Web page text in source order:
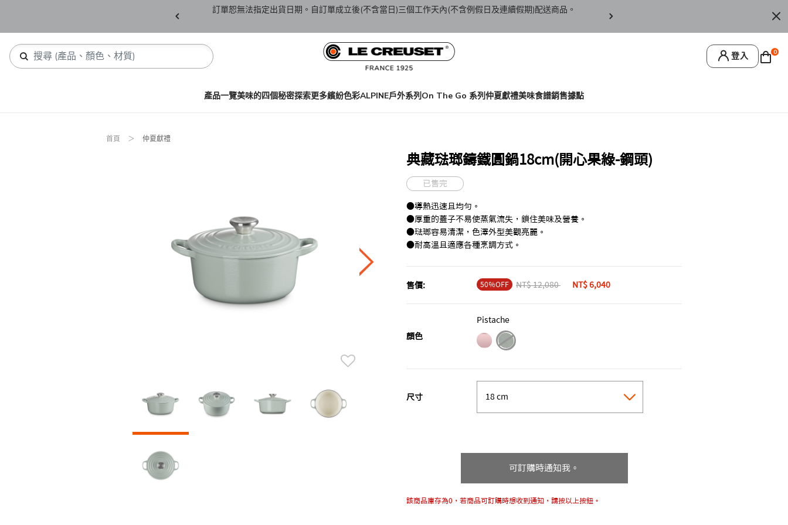
訂單恕無法指定出貨日期。自訂單成立後(不含當日)三個工作天內(不含例假日及連續假期)配送商品。 訂單僅限台灣本島地區配送，恕無法寄送離島
登入 0
產品一覽美味的四個秘密探索更多繽紛色彩ALPINE戶外系列On The Go 系列仲夏獻禮美味食譜銷售據點
首頁 仲夏獻禮
典藏琺瑯鑄鐵圓鍋18cm(開心果綠-鋼頭)
已售完
●導熱迅速且均勻。
●厚重的蓋子不易使蒸氣流失，鎖住美味及營養。
●琺瑯容易清潔，色澤外型美觀亮麗。
●耐高溫且適應各種烹調方式。
售價: 50％OFF Price reduced from
NT$ 12,080 NT$ 6,040
顏色
Pistache
尺寸
可訂購時通知我。
該商品庫存為0，若商品可訂購時想收到通知，請按以上按鈕。